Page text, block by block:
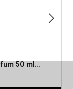
50 ml...